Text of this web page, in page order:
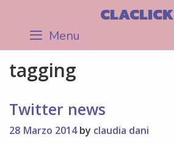
content
CLACLICK
Menu
tagging
Twitter news
28 Marzo 2014 by claudia dani